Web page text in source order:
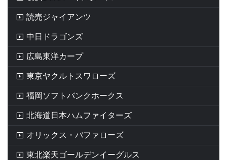
読売ジャイアンツ
中日ドラゴンズ
広島東洋カープ
東京ヤクルトスワローズ
福岡ソフトバンクホークス
北海道日本ハムファイターズ
オリックス・バファローズ
東北楽天ゴールデンイーグルス